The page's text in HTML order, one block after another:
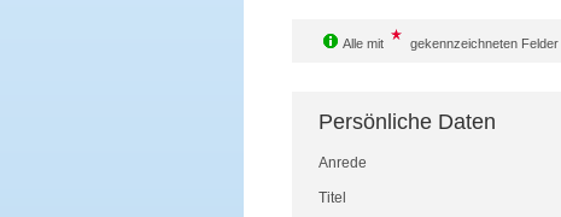
Alle mit gekennzeichneten Felder
Persönliche Daten
Anrede
Titel